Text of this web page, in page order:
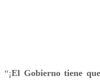
“¡El Gobierno tiene